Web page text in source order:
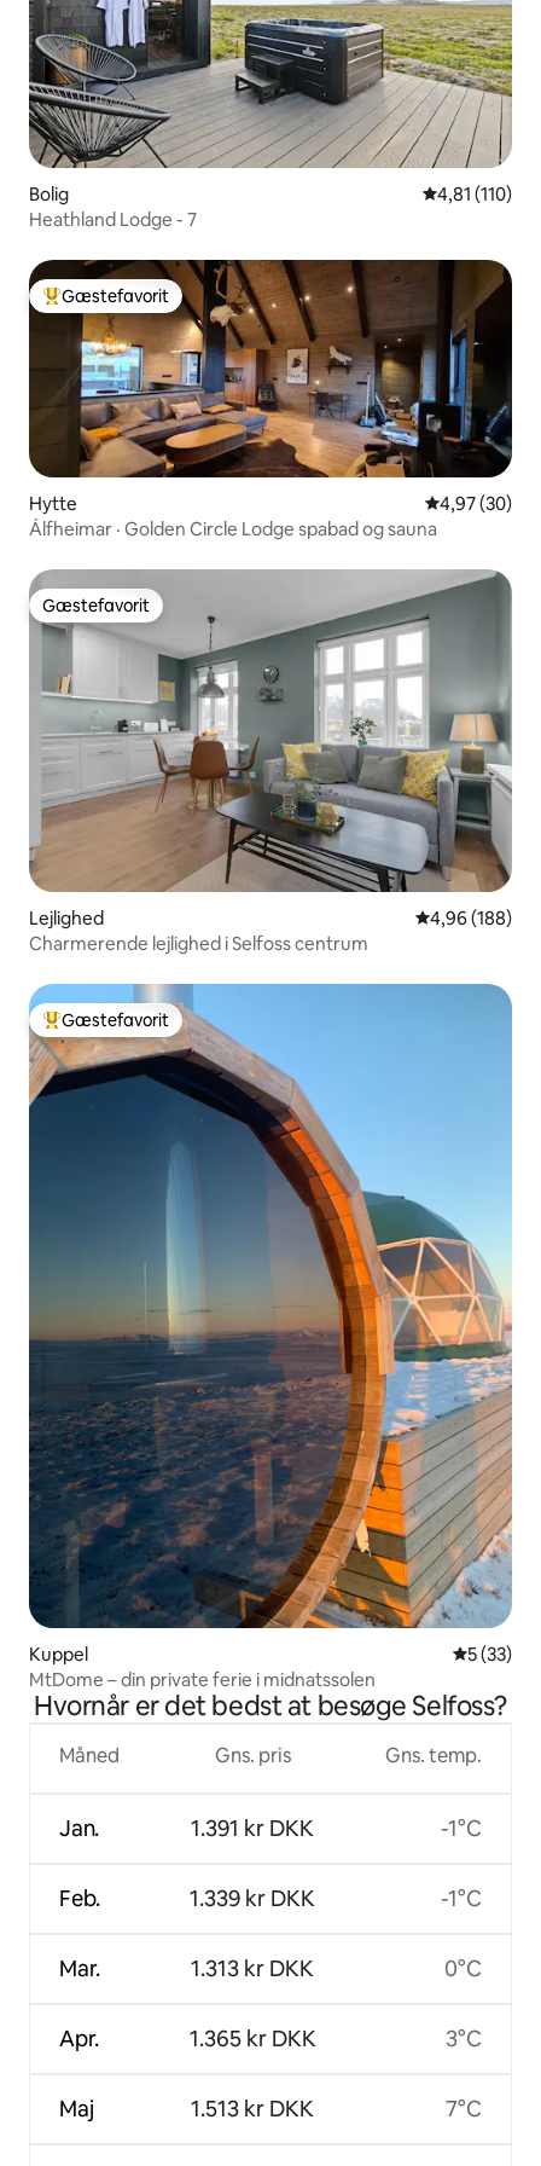
Bolig 4,81 ud af 5 i
4,81 (110)
Heathland Lodge - 7
Bedste gæstefavorit
Gæstefavorit
Hytte 4,97 ud af 5 i
4,97 (30)
Álfheimar · Golden Circle Lodge spabad og sauna
Gæstefavorit
Gæstefavorit
Lejlighed 4,96 ud af 5 i
4,96 (188)
Charmerende lejlighed i Selfoss centrum
Bedste gæstefavorit
Gæstefavorit
Kuppel 5 ud af 5 i
5 (33)
MtDome – din private ferie i midnatssolen
Hvornår er det bedst at besøge Selfoss?
Måned
Jan.
Feb.
Mar.
Apr.
Maj
Gns. pris
1.391 kr DKK
1.339 kr DKK
1.313 kr DKK
1.365 kr DKK
1.513 kr DKK
Gns. temp.
-1°C
-1°C
0°C
3°C
7°C